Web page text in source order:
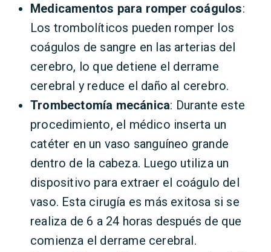
Medicamentos para romper coágulos:
Los trombolíticos pueden romper los
coágulos de sangre en las arterias del
cerebro, lo que detiene el derrame
cerebral y reduce el daño al cerebro.
Trombectomía mecánica: Durante este
procedimiento, el médico inserta un
catéter en un vaso sanguíneo grande
dentro de la cabeza. Luego utiliza un
dispositivo para extraer el coágulo del
vaso. Esta cirugía es más exitosa si se
realiza de 6 a 24 horas después de que
comienza el derrame cerebral.